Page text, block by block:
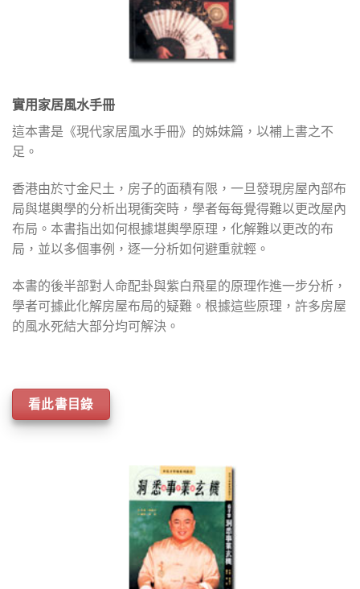
實用家居風水手冊
這本書是《現代家居風水手冊》的姊妹篇，以補上書之不
足。
香港由於寸金尺土，房子的面積有限，一旦發現房屋內部布
局與堪輿學的分析出現衝突時，學者每每覺得難以更改屋內
布局。本書指出如何根據堪輿學原理，化解難以更改的布
局，並以多個事例，逐一分析如何避重就輕。
本書的後半部對人命配卦與紫白飛星的原理作進一步分析，
學者可據此化解房屋布局的疑難。根據這些原理，許多房屋
的風水死結大部分均可解決。
看此書目錄